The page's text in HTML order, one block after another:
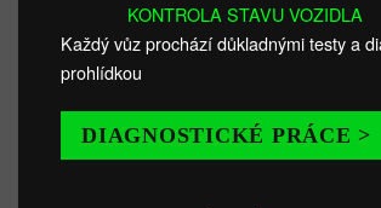
KONTROLA STAVU VOZIDLA
Každý vůz prochází důkladnými testy a
prohlídkou
DIAGNOSTICKÉ PRÁCE >